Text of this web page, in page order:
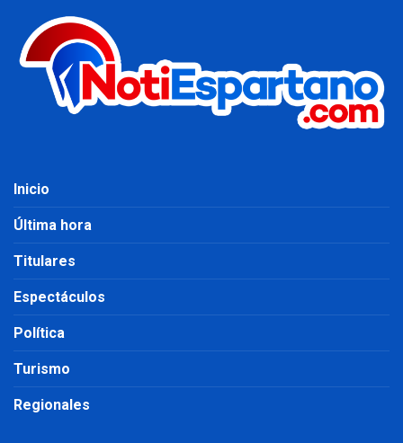
Inicio
Última hora
Titulares
Espectáculos
Política
Turismo
Regionales